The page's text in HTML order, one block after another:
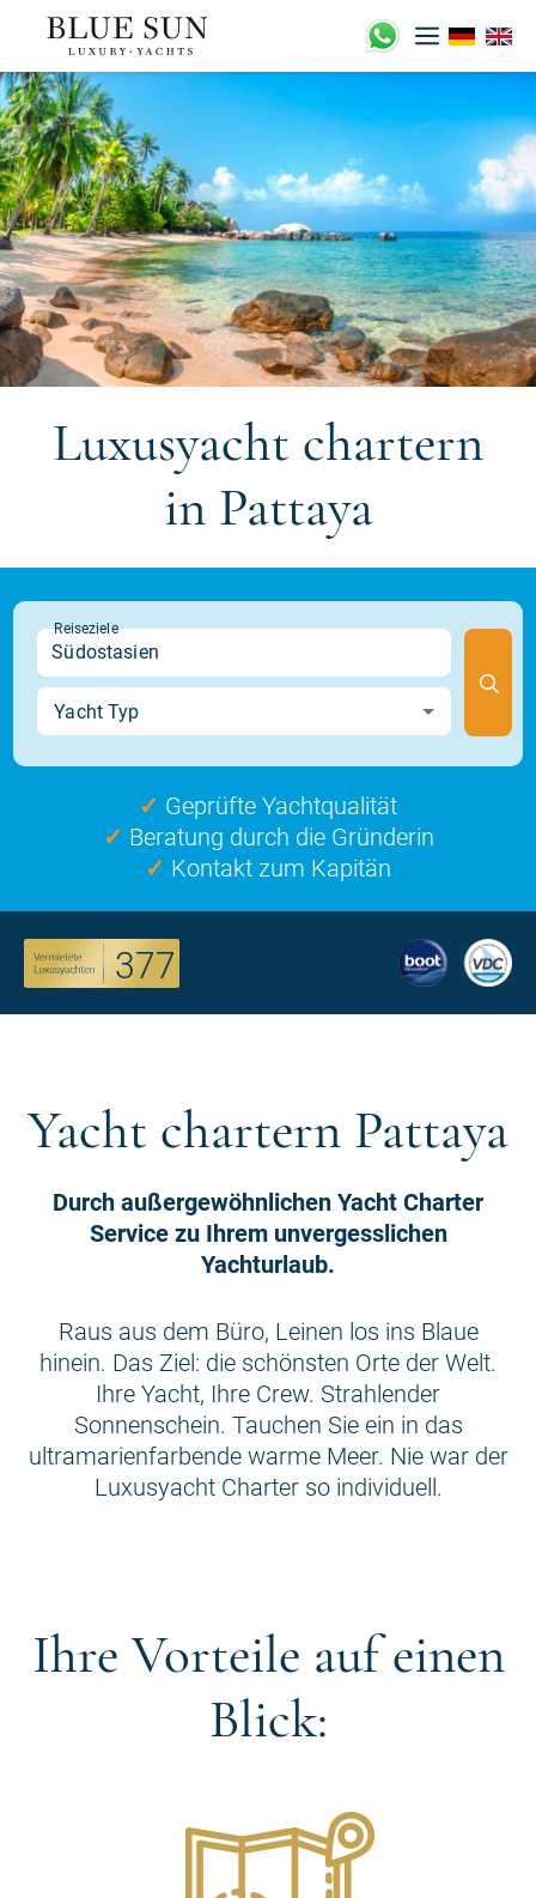
Zum
Inhalt
springen
Luxusyacht chartern
in Pattaya
✓ Geprüfte Yachtqualität
✓ Beratung durch die Gründerin
✓ Kontakt zum Kapitän
377
Yacht chartern Pattaya
Durch außergewöhnlichen Yacht Charter
Service zu Ihrem unvergesslichen
Yachturlaub.
Raus aus dem Büro, Leinen los ins Blaue
hinein. Das Ziel: die schönsten Orte der Welt.
Ihre Yacht, Ihre Crew. Strahlender
Sonnenschein. Tauchen Sie ein in das
ultramarienfarbende warme Meer. Nie war der
Luxusyacht Charter so individuell.
Ihre Vorteile auf einen
Blick: